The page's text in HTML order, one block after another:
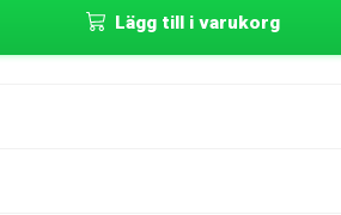
Lägg till i varukorg